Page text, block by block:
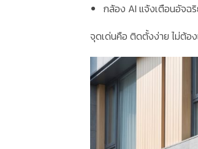
กล้อง AI แจ้งเตือนอัจฉริ
จุดเด่นคือ ติดตั้งง่าย ไม่ต้อ